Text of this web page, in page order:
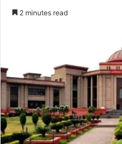
2 minutes read